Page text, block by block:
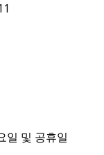
일 및 공휴일